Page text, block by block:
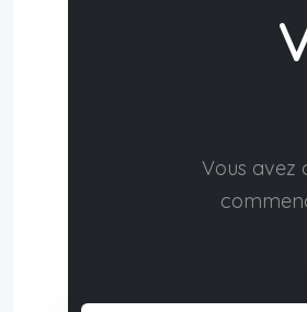
Vous avez